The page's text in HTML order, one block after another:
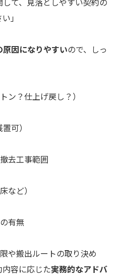
して、見落としやすい契約の
」
原因になりやすいので、しっ
ン？仕上げ戻し？）
可）
去工事範囲
など）
有無
や搬出ルートの取り決め
容に応じた実務的なアドバ